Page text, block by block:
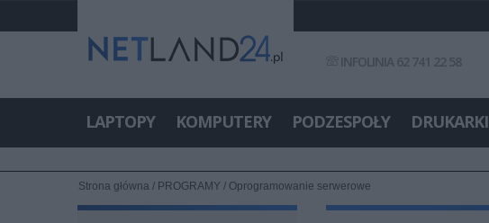
INFOLINIA 62 741 22 58
LAPTOPY KOMPUTERY PODZESPOŁY DRUKARKI
Strona główna / PROGRAMY / Oprogramowanie serwerowe